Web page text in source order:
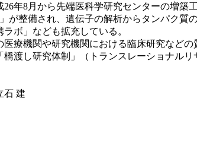
年8月から先端医科学研究センターの増築
が整備され、遺伝子の解析からタンパク質
ボ」なども拡充している。
療機関や研究機関における臨床研究など
渡し研究体制」（トランスレーショナル
建